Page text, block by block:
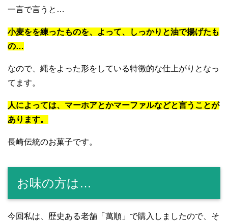
一言で言うと…
小麦をを練ったものを、よって、しっかりと油で揚げたも
の…
なので、縄をよった形をしている特徴的な仕上がりとなっ
てます。
人によっては、マーホアとかマーファルなどと言うことが
あります。
長崎伝統のお菓子です。
お味の方は…
今回私は、歴史ある老舗「萬順」で購入しましたので、そ